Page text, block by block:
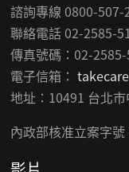
諮詢專線 0800-507-
聯絡電話 02-2585-
傳真號碼：02-
電子信箱：
地址：10491 台北
內政部核准立案字